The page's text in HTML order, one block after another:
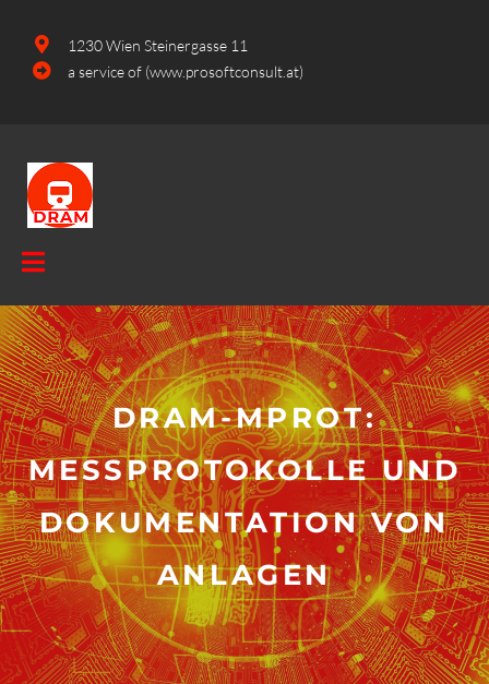
1230 Wien Steinergasse 11
a service of (www.prosoftconsult.at)
DRAM-MPROT:
MESSPROTOKOLLE UND
DOKUMENTATION VON
ANLAGEN